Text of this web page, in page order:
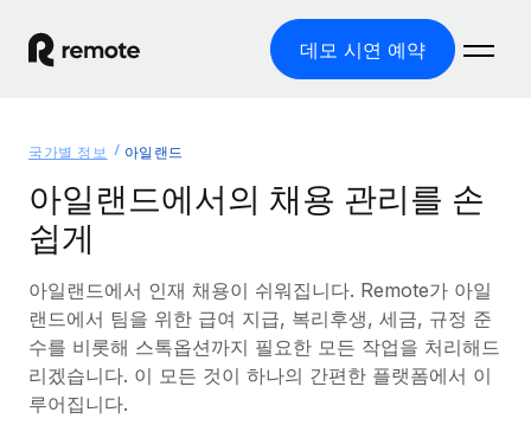
데모 시연 예약
글로벌 고용
글로벌 급여
규정을 준수하며 급여 지급을 손쉽게 처리
기록상 고용주(EOR)
법인 설립 비용 없이 전 세계로 사업을 확장
솔루션
글로벌 서비스 제공
국가별 정보
국가별 글로벌 채용 지원 알아보기
미국 주별 정보
리소스
도구 및 계산기
오분류 리스크 평가 도구
요금
국가별 정보 아일랜드
아일랜드에서의 채용 관리를 손
쉽게
아일랜드에서 인재 채용이 쉬워집니다. Remote가 아일
랜드에서 팀을 위한 급여 지급, 복리후생, 세금, 규정 준
수를 비롯해 스톡옵션까지 필요한 모든 작업을 처리해드
리겠습니다. 이 모든 것이 하나의 간편한 플랫폼에서 이
루어집니다.